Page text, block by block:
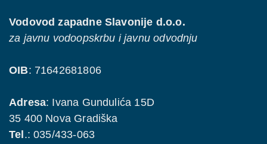
Vodovod zapadne Slavonije d.o.o.
za javnu vodoopskrbu i javnu odvodnju
OIB: 71642681806
Adresa: Ivana Gundulića 15D
35 400 Nova Gradiška
Tel .: 035/433-063